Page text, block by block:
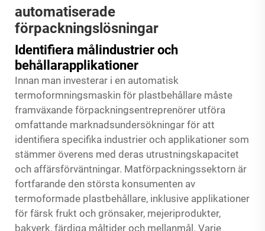
automatiserade
förpackningslösningar
Identifiera målindustrier och
behållarapplikationer
Innan man investerar i en automatisk
termoformningsmaskin för plastbehållare måste
framväxande förpackningsentreprenörer utföra
omfattande marknadsundersökningar för att
identifiera specifika industrier och applikationer som
stämmer överens med deras utrustningskapacitet
och affärsförväntningar. Matförpackningssektorn är
fortfarande den största konsumenten av
termoformade plastbehållare, inklusive applikationer
för färsk frukt och grönsaker, mejeriprodukter,
bakverk, färdiga måltider och mellanmål. Varje